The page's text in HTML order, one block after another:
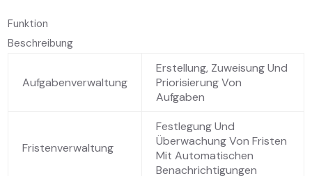
Funktion
Beschreibung
Aufgabenverwaltung
Erstellung, Zuweisung Und
Priorisierung Von
Aufgaben
Fristenverwaltung
Festlegung Und
Überwachung Von Fristen
Mit Automatischen
Benachrichtigungen